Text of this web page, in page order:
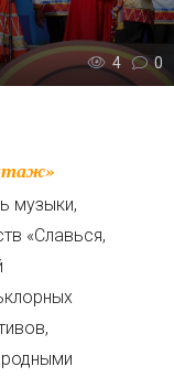
4 0
музыки,
«Славься,